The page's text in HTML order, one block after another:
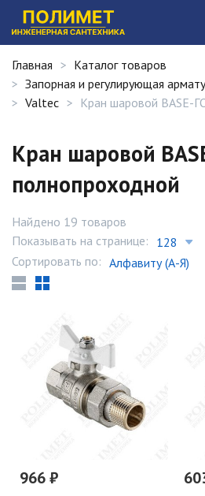
Главная
Каталог товаров
Запорная и регулирующая
Valtec
Кран шаровой BASE-
Кран шаровой
полнопроходной
Найдено 19 товаров
Показывать на странице:
Сортировать по:
966 ₽